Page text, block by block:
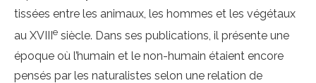
tissées entre les animaux, les hommes et les végétaux
au XVIII e siècle. Dans ses publications, il présente une
époque où l’humain et le non-humain étaient encore
pensés par les naturalistes selon une relation de